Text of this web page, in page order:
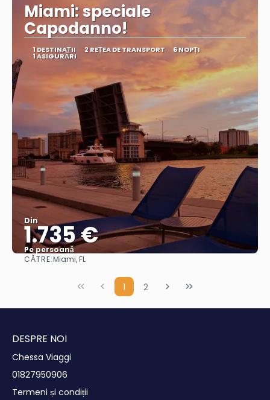
Miami: speciale
Capodanno!
1 DESTINAŢII 2 REȚEA DE TRANSPORT 6 NOPȚI
1 ASIGURĂRI
Din
1.735 €
Pe persoană
CĂTRE:Miami, FL
1 2
DESPRE NOI
Chessa Viaggi
01827950906
Termeni și condiții